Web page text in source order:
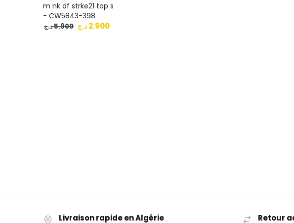
m nk df strke21 top s
- CW5843-398
5.900د.ج 2.900 د.ج
Livraison rapide en Algérie Retour